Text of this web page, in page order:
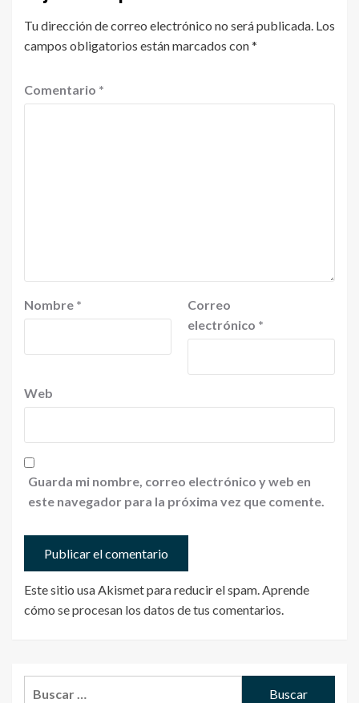
Tu dirección de correo electrónico no será publicada. Los
campos obligatorios están marcados con*
Comentario *
Nombre *
Correo
electrónico *
Web
Guarda mi nombre, correo electrónico y web en
este navegador para la próxima vez que comente.
Este sitio usa Akismet para reducir el spam.Aprende
cómo se procesan los datos de tus comentarios.